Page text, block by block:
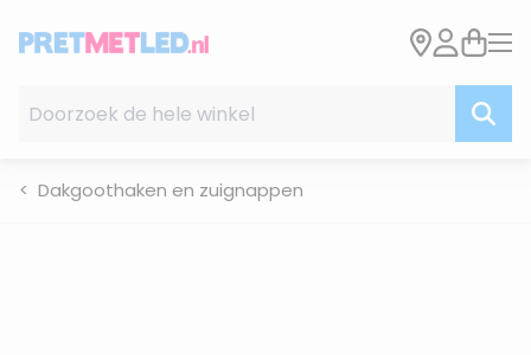
Dakgoothaken en zuignappen